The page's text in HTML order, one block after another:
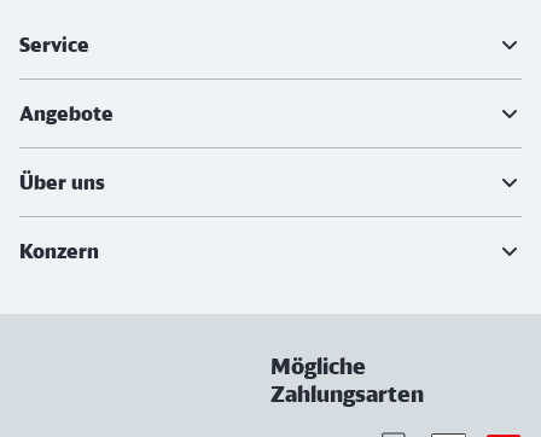
Service
Angebote
Über uns
Konzern
Mögliche
Zahlungsarten